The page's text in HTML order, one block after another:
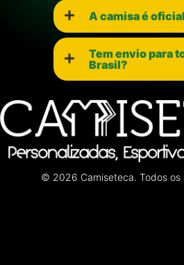
A camisa é
Tem envio para
Brasil?
© 2026 Camiseteca. Todos os